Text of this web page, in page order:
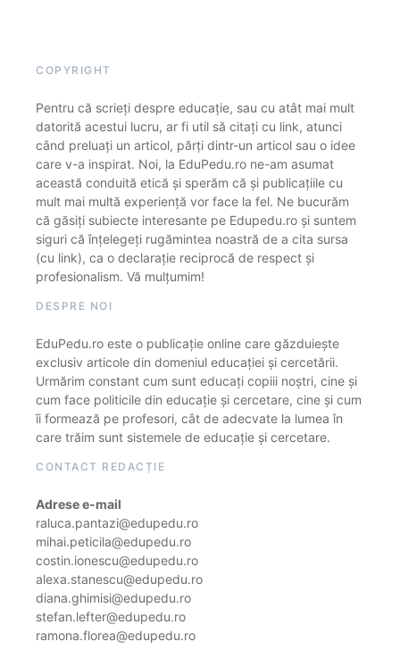
COPYRIGHT
Pentru că scrieți despre educație, sau cu atât mai mult
datorită acestui lucru, ar fi util să citați cu link, atunci
când preluați un articol, părți dintr-un articol sau o idee
care v-a inspirat. Noi, la EduPedu.ro ne-am asumat
această conduită etică și sperăm că și publicațiile cu
mult mai multă experiență vor face la fel. Ne bucurăm
că găsiți subiecte interesante pe Edupedu.ro și suntem
siguri că înțelegeți rugămintea noastră de a cita sursa
(cu link), ca o declarație reciprocă de respect și
profesionalism. Vă mulțumim!
DESPRE NOI
EduPedu.ro este o publicație online care găzduiește
exclusiv articole din domeniul educației și cercetării.
Urmărim constant cum sunt educați copiii noștri, cine și
cum face politicile din educație și cercetare, cine și cum
îi formează pe profesori, cât de adecvate la lumea în
care trăim sunt sistemele de educație și cercetare.
CONTACT REDACȚIE
Adrese e-mail
raluca.pantazi@edupedu.ro
mihai.peticila@edupedu.ro
costin.ionescu@edupedu.ro
alexa.stanescu@edupedu.ro
diana.ghimisi@edupedu.ro
stefan.lefter@edupedu.ro
ramona.florea@edupedu.ro